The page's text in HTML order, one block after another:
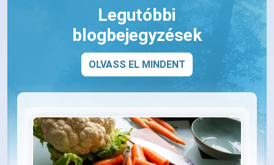
Legutóbbi
blogbejegyzések
OLVASS EL MINDENT